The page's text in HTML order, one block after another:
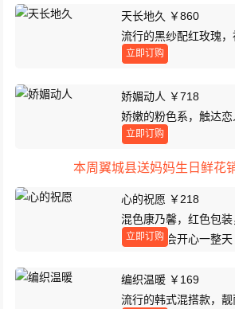
天长地久 ￥860
流行的黑纱配红玫瑰
递！
立即订购
娇媚动人 ￥718
娇嫩的粉色系，触达
感！
立即订购
本周翼城县送妈妈生日鲜花
心的祝愿 ￥218
混色康乃馨，红色包装
她收到花会开心一整天
立即订购
编织温暖 ￥169
流行的韩式混搭款，